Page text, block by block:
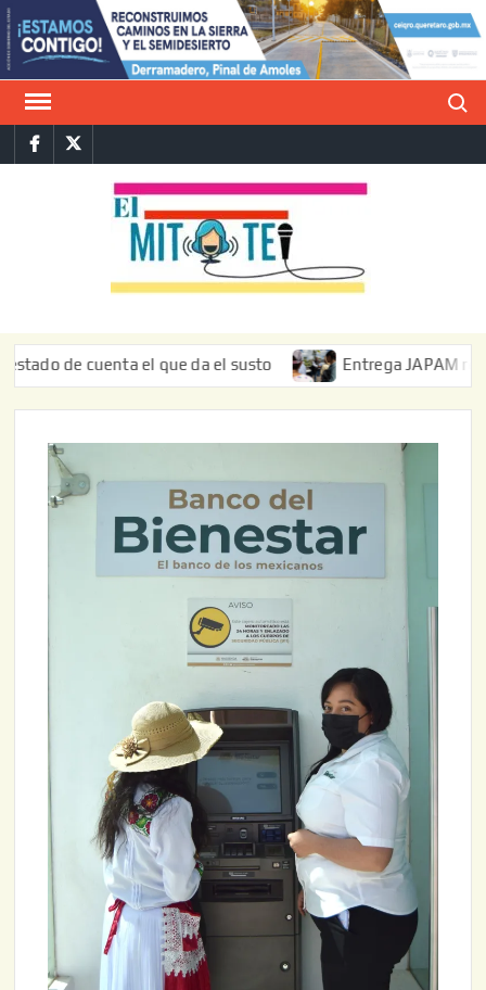
Saltar
al
contenido
FacebookTwitter
cuenta el que da el susto Entrega JAPAM